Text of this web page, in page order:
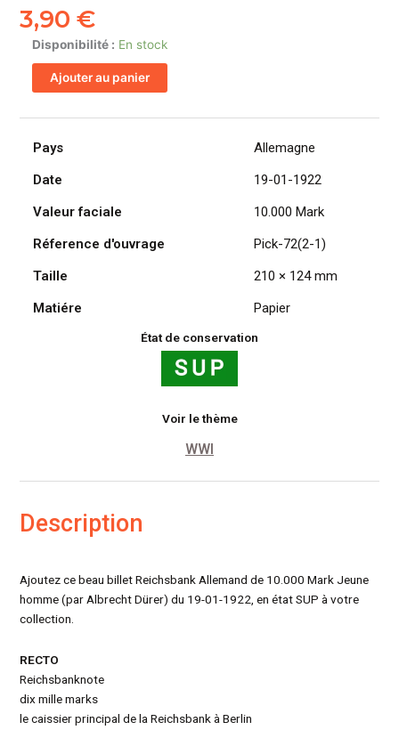
3,90€
Disponibilité : En stock
quantité
de
ALLEMAGNE
Reichsbank
Mark
01-
1922
Ajouter au panier
Pays
Allemagne
Date
19-01-1922
Valeur faciale
10.000 Mark
Réference d'ouvrage
Pick-72(2-1)
Taille
210 × 124 mm
Matiére
Papier
État de conservation
Voir le thème
WWI
Description
Ajoutez ce beau billet Reichsbank Allemand de 10.000 Mark Jeune
homme (par Albrecht Dürer) du 19-01-1922, en état SUP à votre
collection.
RECTO
Reichsbanknote
dix mille marks
le caissier principal de la Reichsbank à Berlin